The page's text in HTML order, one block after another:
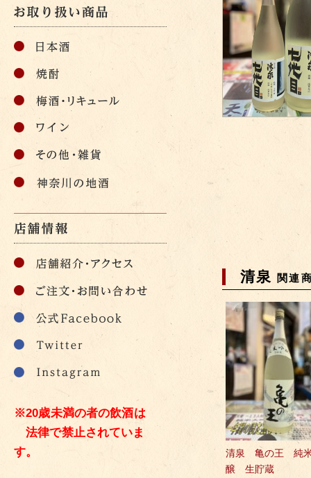
清泉関連
清泉 亀の王 純
醸 生貯蔵
※20歳未満の者の飲酒は
法律で禁止されていま
す。